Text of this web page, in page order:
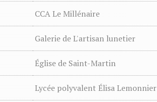
CCA Le Millénaire
Galerie de L'artisan lunetier
Église de Saint-Martin
Lycée polyvalent Élisa Lemonnier